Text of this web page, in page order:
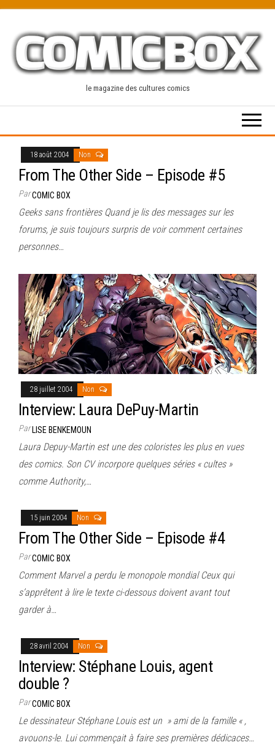
content
le magazine des cultures comics
18 août 2004 Non
From The Other Side – Episode #5
ParCOMIC BOX
Geeks sans frontières Quand je lis des messages sur les
forums, je suis toujours surpris de voir comment certaines
personnes…
28 juillet 2004 Non
Interview: Laura DePuy-Martin
ParLISE BENKEMOUN
Laura Depuy-Martin est une des coloristes les plus en vues
des comics. Son CV incorpore quelques séries « cultes »
comme Authority,…
15 juin 2004 Non
From The Other Side – Episode #4
ParCOMIC BOX
Comment Marvel a perdu le monopole mondial Ceux qui
s’apprêtent à lire le texte ci-dessous doivent avant tout
garder à…
28 avril 2004 Non
Interview: Stéphane Louis, agent
double ?
ParCOMIC BOX
Le dessinateur Stéphane Louis est un » ami de la famille « ,
avouons-le. Lui commençait à faire ses premières dédicaces…